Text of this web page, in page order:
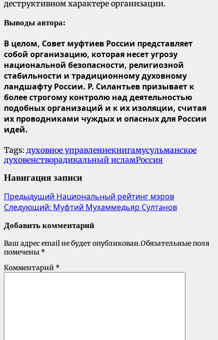
деструктивном характере организации.
Выводы автора:
В целом, Совет муфтиев России представляет
собой организацию, которая несет угрозу
национальной безопасности, религиозной
стабильности и традиционному духовному
ландшафту России. Р. Силантьев призывает к
более строгому контролю над деятельностью
подобных организаций и к их изоляции, считая
их проводниками чуждых и опасных для России
идей.
Tags: духовное управлениекнигамусульманское
духовенстворадикальный исламРоссия
Навигация записи
Предыдущий Национальный рейтинг мэров
Следующий: Муфтий Мухаммедьяр Султанов
Добавить комментарий
Ваш адрес email не будет опубликован.Обязательные поля
помечены *
Комментарий *